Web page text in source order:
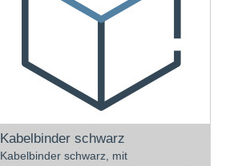
Kabelbinder schwarz
Kabelbinder schwarz, mit